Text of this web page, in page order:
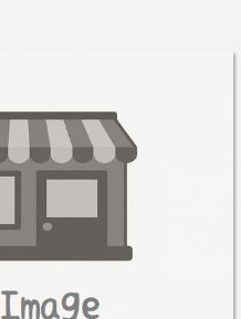
して指し示してくださる
現時点では思っていま
ると現実的にも目的地に
殿裏手には多数の末社。
石碑がずらりと並ぶ小道
平日ながら御朱印もご対